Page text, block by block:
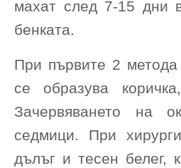
махат след 7-15 дни
бенката.
При първите 2 метода
се образува
Зачервяването на
седмици. При
дълъг и тесен белег,